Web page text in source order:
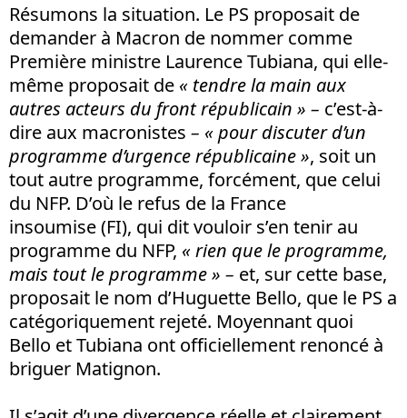
Résumons la situation. Le PS proposait de
demander à Macron de nommer comme
Première ministre Laurence Tubiana, qui elle-
même proposait de « tendre la main aux
autres acteurs du front républicain » – c’est-à-
dire aux macronistes – « pour discuter d’un
programme d’urgence républicaine », soit un
tout autre programme, forcément, que celui
du NFP. D’où le refus de la France
insoumise (FI), qui dit vouloir s’en tenir au
programme du NFP, « rien que le programme,
mais tout le programme » – et, sur cette base,
proposait le nom d’Huguette Bello, que le PS a
catégoriquement rejeté. Moyennant quoi
Bello et Tubiana ont officiellement renoncé à
briguer Matignon.